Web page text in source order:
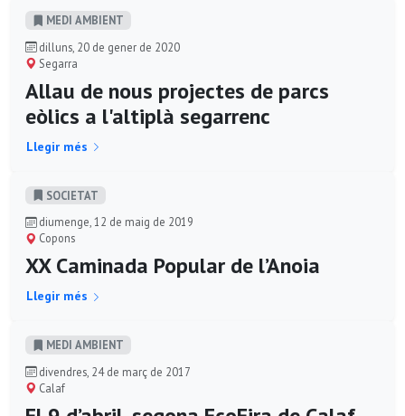
MEDI AMBIENT
dilluns, 20 de gener de 2020
Segarra
Allau de nous projectes de parcs
eòlics a l'altiplà segarrenc
Llegir més
SOCIETAT
diumenge, 12 de maig de 2019
Copons
XX Caminada Popular de l’Anoia
Llegir més
MEDI AMBIENT
divendres, 24 de març de 2017
Calaf